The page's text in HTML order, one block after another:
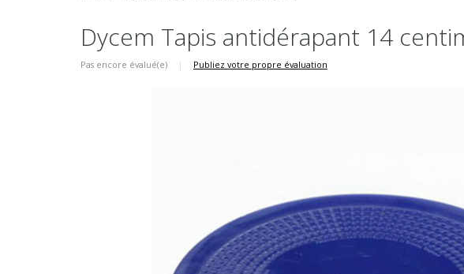
Dycem Tapis antidérapant 14
Pas encore évalué(e) | Publiez votre propre évaluation